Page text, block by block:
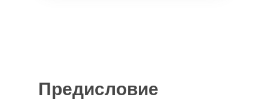
Предисловие